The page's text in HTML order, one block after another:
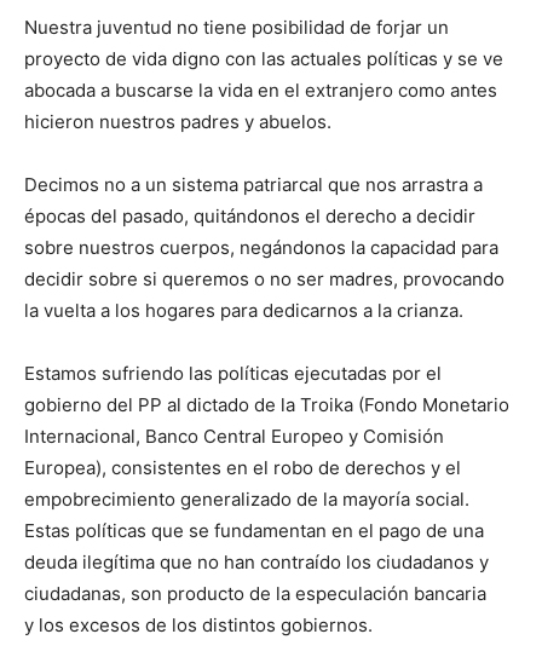
Nuestra juventud no tiene posibilidad de forjar un
proyecto de vida digno con las actuales políticas y se ve
abocada a buscarse la vida en el extranjero como antes
hicieron nuestros padres y abuelos.
Decimos no a un sistema patriarcal que nos arrastra a
épocas del pasado, quitándonos el derecho a decidir
sobre nuestros cuerpos, negándonos la capacidad para
decidir sobre si queremos o no ser madres, provocando
la vuelta a los hogares para dedicarnos a la crianza.
Estamos sufriendo las políticas ejecutadas por el
gobierno del PP al dictado de la Troika (Fondo Monetario
Internacional, Banco Central Europeo y Comisión
Europea), consistentes en el robo de derechos y el
empobrecimiento generalizado de la mayoría social.
Estas políticas que se fundamentan en el pago de una
deuda ilegítima que no han contraído los ciudadanos y
ciudadanas, son producto de la especulación bancaria
y los excesos de los distintos gobiernos.